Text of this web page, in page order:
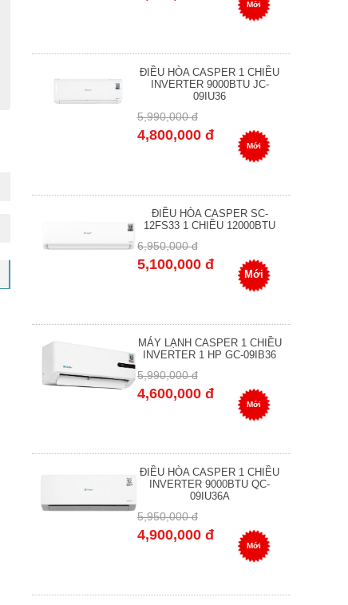
Mới
ĐIỀU HÒA CASPER 1 CHIỀU
INVERTER 9000BTU JC-
09IU36
5,990,000 đ
4,800,000 đ
Mới
ĐIỀU HÒA CASPER SC-
12FS33 1 CHIỀU 12000BTU
6,950,000 đ
5,100,000 đ
Mới
MÁY LẠNH CASPER 1 CHIỀU
INVERTER 1 HP GC-09IB36
5,990,000 đ
4,600,000 đ
Mới
ĐIỀU HÒA CASPER 1 CHIỀU
INVERTER 9000BTU QC-
09IU36A
5,950,000 đ
4,900,000 đ
Mới